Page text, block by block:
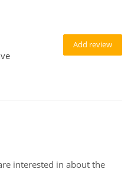
Add review
interested in about the